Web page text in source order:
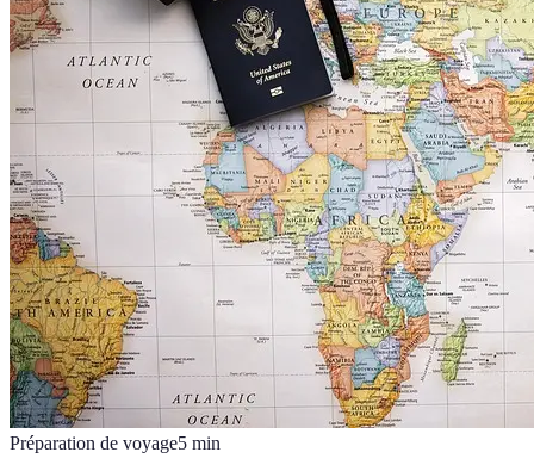
Préparation de voyage5 min